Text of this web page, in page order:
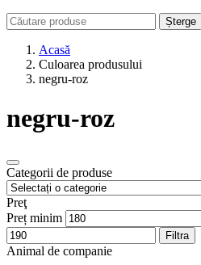
Șterge
Acasă
Culoarea produsului
negru-roz
negru-roz
Categorii de produse
Preţ
Preț minim
Filtra
Animal de companie